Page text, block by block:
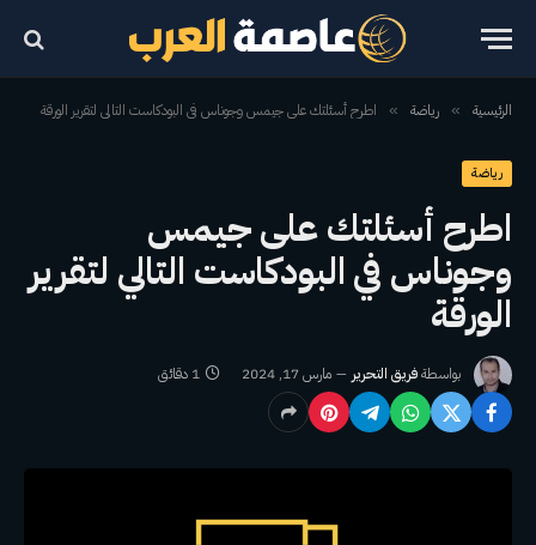
الرئيسية » رياضة » اطرح أسئلتك على جيمس وجوناس في البودكاست التالي لتقرير الورقة
رياضة
اطرح أسئلتك على جيمس
وجوناس في البودكاست التالي لتقرير
الورقة
بواسطةفريق التحرير مارس 17, 2024 1 دقائق